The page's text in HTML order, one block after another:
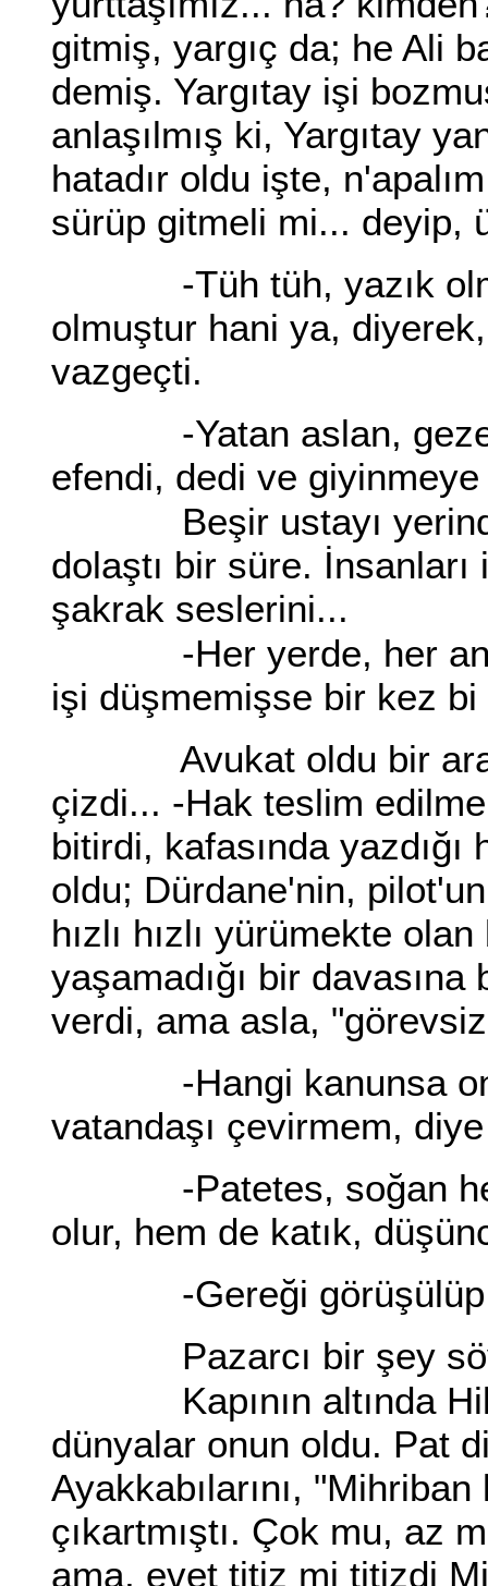
gitmiş, yargıç da; he Ali
demiş. Yargıtay işi
anlaşılmış ki, Yargıtay
hatadır oldu işte,
sürüp gitmeli mi... deyip,
-Tüh tüh, yazık
olmuştur hani ya,
vazgeçti.
-Yatan aslan, gezen
efendi, dedi ve giyinmeye
Beşir ustayı yerinde
dolaştı bir süre.
şakrak seslerini...
-Her yerde, her an
işi düşmemişse bir kez
Avukat oldu bir ara...
çizdi... -Hak teslim
bitirdi, kafasında
oldu; Dürdane'nin,
hızlı hızlı yürümekte
yaşamadığı bir
verdi, ama asla,
-Hangi kanunsa onu
vatandaşı çevirmem,
-Patetes, soğan her
olur, hem de katık,
-Gereği görüşülüp
Pazarcı bir şey
Kapının altında
dünyalar onun oldu. Pat
Ayakkabılarını,
çıkartmıştı. Çok mu, az
ama, evet titiz mi titizdi